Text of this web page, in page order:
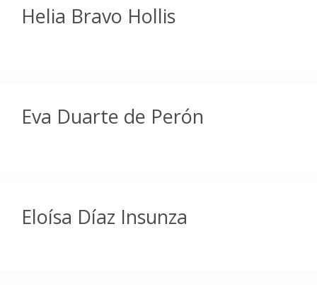
Helia Bravo Hollis
Eva Duarte de Perón
Eloísa Díaz Insunza